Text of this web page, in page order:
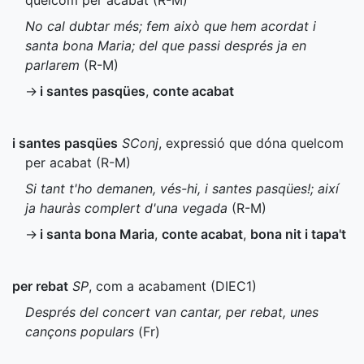
No cal dubtar més; fem això que hem acordat i
santa bona Maria; del que passi després ja en
parlarem (R-M)
→ i santes pasqües, conte acabat
i santes pasqües SConj, expressió que dóna quelcom
per acabat (R-M)
Si tant t'ho demanen, vés-hi, i santes pasqües!; així
ja hauràs complert d'una vegada (R-M)
→ i santa bona Maria, conte acabat, bona nit i tapa't
per rebat SP, com a acabament (DIEC1)
Després del concert van cantar, per rebat, unes
cançons populars (Fr)